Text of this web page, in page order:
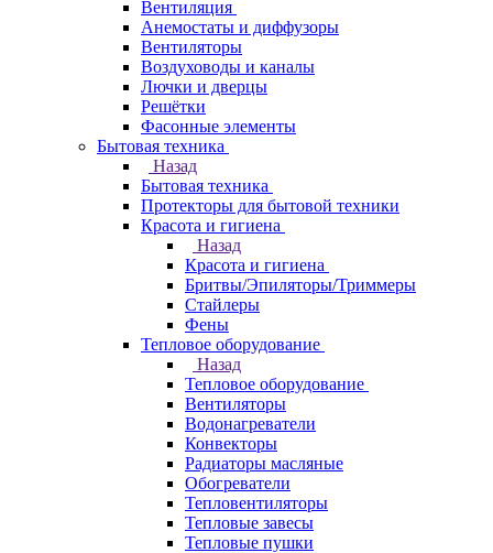
Вентиляция
Анемостаты и диффузоры
Вентиляторы
Воздуховоды и каналы
Лючки и дверцы
Решётки
Фасонные элементы
Бытовая техника
Назад
Бытовая техника
Протекторы для бытовой техники
Красота и гигиена
Назад
Красота и гигиена
Бритвы/Эпиляторы/Триммеры
Стайлеры
Фены
Тепловое оборудование
Назад
Тепловое оборудование
Вентиляторы
Водонагреватели
Конвекторы
Радиаторы масляные
Обогреватели
Тепловентиляторы
Тепловые завесы
Тепловые пушки